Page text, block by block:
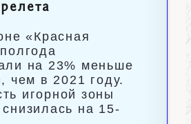
«Красная
на 23% меньше
чем в 2021 году.
игорной зоны
на 15-